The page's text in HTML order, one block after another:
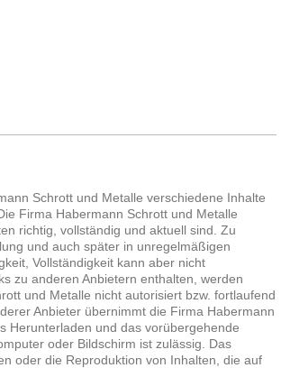
Schrott und Metalle verschiedene Inhalte
Firma Habermann Schrott und Metalle
richtig, vollständig und aktuell sind. Zu
und auch später in unregelmäßigen
Vollständigkeit kann aber nicht
zu anderen Anbietern enthalten, werden
und Metalle nicht autorisiert bzw. fortlaufend
Anbieter übernimmt die Firma Habermann
Herunterladen und das vorübergehende
oder Bildschirm ist zulässig. Das
oder die Reproduktion von Inhalten, die auf